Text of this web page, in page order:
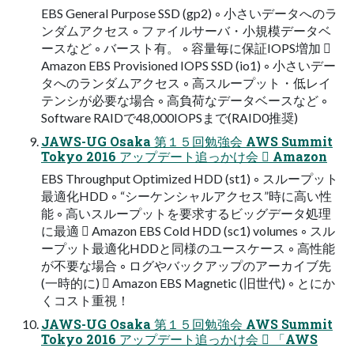
EBS General Purpose SSD (gp2) ◦ 小さいデータへのラ
ンダムアクセス ◦ ファイルサーバ・小規模データベ
ースなど ◦ バースト有。 ◦ 容量毎に保証IOPS増加 
Amazon EBS Provisioned IOPS SSD (io1) ◦ 小さいデー
タへのランダムアクセス ◦ 高スループット・低レイ
テンシが必要な場合 ◦ 高負荷なデータベースなど ◦
Software RAIDで48,000IOPSまで(RAID0推奨)
JAWS-UG Osaka 第１５回勉強会 AWS Summit
Tokyo 2016 アップデート追っかけ会  Amazon
EBS Throughput Optimized HDD (st1) ◦ スループット
最適化HDD ◦ “シーケンシャルアクセス”時に高い性
能 ◦ 高いスループットを要求するビッグデータ処理
に最適  Amazon EBS Cold HDD (sc1) volumes ◦ スル
ープット最適化HDDと同様のユースケース ◦ 高性能
が不要な場合 ◦ ログやバックアップのアーカイブ先
(一時的に)  Amazon EBS Magnetic (旧世代) ◦ とにか
くコスト重視！
JAWS-UG Osaka 第１５回勉強会 AWS Summit
Tokyo 2016 アップデート追っかけ会  「AWS